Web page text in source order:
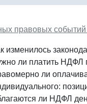
правовых событий
изменилось
ли платить НДФЛ
ли
ли НДФЛ